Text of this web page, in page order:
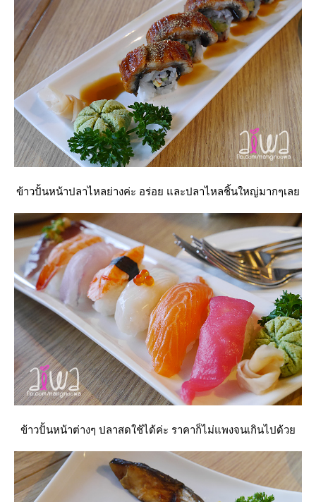
ข้าวปั้นหน้าปลาไหลย่างค่ะ อร่อย และปลาไหลชิ้นใหญ่มากๆเล
ข้าวปั้นหน้าต่างๆ ปลาสดใช้ได้ค่ะ ราคาก็ไม่แพงจนเกินไปด้ว